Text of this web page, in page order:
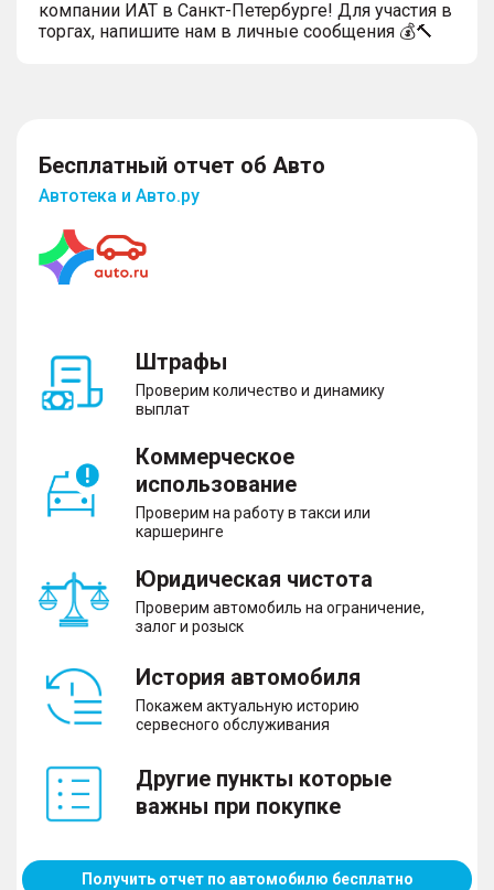
компании ИАТ в Санкт-Петербурге! Для участия в
торгах, напишите нам в личные сообщения 💰🔨
Бесплатный отчет об Авто
Автотека и Авто.ру
Штрафы
Проверим количество и динамику
выплат
Коммерческое
использование
Проверим на работу в такси или
каршеринге
Юридическая чистота
Проверим автомобиль на ограничение,
залог и розыск
История автомобиля
Покажем актуальную историю
сервесного обслуживания
Другие пункты которые
важны при покупке
Получить отчет по автомобилю бесплатно